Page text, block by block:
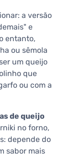
a versão
e
entanto,
ou sêmola
um queijo
que
ou com a
de queijo
no forno,
depende do
sabor mais